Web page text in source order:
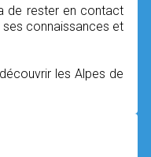
de rester en contact
connaissances et
les Alpes de